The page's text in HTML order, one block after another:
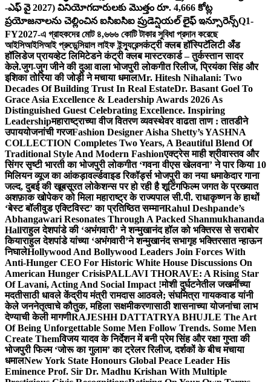
-ఎఫ్ వై 2027) వినియోగదారులకు మొత్తం రూ. 4,666 కోట్ల
ప్రయోజనాలను చెల్లించిన ఐసిఐసిఐ ప్రుడెన్షియల్ లైఫ్ ఇన్సూరెన్స్Q1-
FY2027-এ গ্রাহকদের মোট ৪,৬৬৬ কোটি টাকার সুবিধা প্রদান করেছে
আইসিআইসিআই প্রুডেন্সিয়াল লাইফ ইন্স্যুরেন্সकंट्री क्लब हॉस्पिटॅलिटी अँड
हॉलिडेज प्रायव्हेट लिमिटेडने कंट्री क्लब मास्टरकार्ड – तुर्कस्तान सादर
केले.जुग-जुग जीने की दुआ वाला भोजपुरी लोकगीत रिलीज, प्रियंका सिंह और
इशिका तोरिया की जोड़ी ने मचाया धमालMr. Hitesh Nihalani: Two
Decades Of Building Trust In Real EstateDr. Basant Goel To
Grace Asia Excellence & Leadership Awards 2026 As
Distinguished Guest Celebrating Excellence. Inspiring
Leadershipमहाराष्ट्राच्या वीज वितरण व्यवस्थेवर वाढता ताण : तातडीने
उपाययोजनांची गरजFashion Designer Aisha Shetty’s YASHNA
COLLECTION Completes Two Years, A Beautiful Blend Of
Traditional Style And Modern Fashionएक्ट्रेस माही श्रीवास्तव और
सिंगर सृष्टी भारती का भोजपुरी लोकगीत ‘गवना वीएस खेलवना’ ने पार किया 10
मिलियन व्यूज का आंकड़ावर्ल्डवाइड रिकॉर्ड्स भोजपुरी का नया धमाकेदार गाना
जल्द, दुबई की खूबसूरत लोकेशन्स पर हो रही है शूटिंगफिल्म जगत के प्रख्यात
अशफ़ाक खोपेकर को मिला महाराष्ट्र के राज्यपाल सी.पी. राधाकृष्णन के हाथों
‘बेस्ट बॉलीवुड एक्टिविस्ट’ का प्रतिष्ठित सम्मानRahul Deshpande’s
Abhangawari Resonates Through A Packed Shanmukhananda
Hallराहुल देशपांडे की ‘अभंगवारी’ ने शन्मुखानंद हॉल को भक्तिरस से सराबोर
कियाराहुल देशपांडे यांच्या ‘अभंगवारी’ने शन्मुखानंद सभागृह भक्तिरसात न्हाऊन
निघालेHollywood And Bollywood Leaders Join Forces With
Anti-Hunger CEO For Historic White House Discussions On
American Hunger CrisisPALLAVI THORAVE: A Rising Star
Of Lavani, Acting And Social Impact !मोशी दुर्घटनेतील जखमींच्या
मदतीसाठी धावले केंद्रीय मंत्री रामदास आठवले; संघमित्रा गायकवाड यांनी
केले जननेतृत्वाचे कौतुक, महिला सक्षमीकरणासाठी शासनाच्या योजनांचा लाभ
देण्याची केली मागणीRAJESHH DATTATRYA BHUJLE The Art
Of Being Unforgettable Some Men Follow Trends. Some Men
Create Themविजय यादव के निर्देशन में बनी प्रेम सिंह और रक्षा गुप्ता की
भोजपुरी फिल्म ‘जोरू का गुलाम’ का ट्रेलर रिलीज, दर्शकों के बीच मचाया
धमालNew York State Honours Global Peace Leader His
Eminence Prof. Sir Dr. Madhu Krishan With Multiple